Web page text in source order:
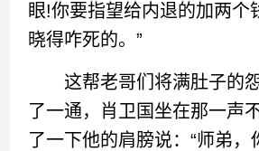
眼!你要指望给内退的加两个
晓得咋死的。”
这帮老哥们将满肚子的
了一通，肖卫国坐在那一声
了一下他的肩膀说：“师弟，